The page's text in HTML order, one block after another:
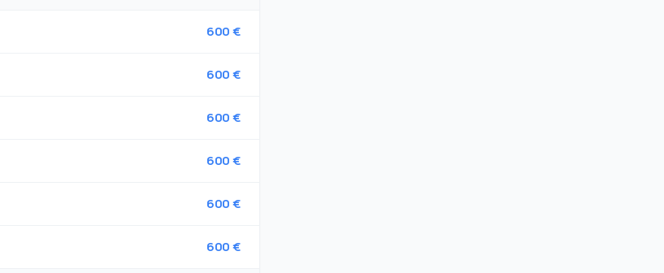
600 €
600 €
600 €
600 €
600 €
600 €